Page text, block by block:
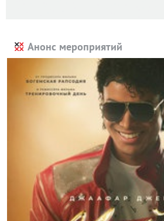
Анонс мероприятий